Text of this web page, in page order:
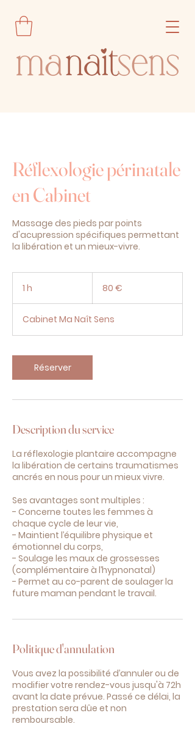
Réflexologie périnatale
en Cabinet
Massage des pieds par points
d'acupression spécifiques permettant
la libération et un mieux-vivre.
1 h 80 €
Cabinet Ma Naît Sens
Réserver
Description du service
La réflexologie plantaire accompagne
la libération de certains traumatismes
ancrés en nous pour un mieux vivre.
Ses avantages sont multiples :
- Concerne toutes les femmes à
chaque cycle de leur vie,
- Maintient l’équilibre physique et
émotionnel du corps,
- Soulage les maux de grossesses
(complémentaire à l’hypnonatal)
- Permet au co-parent de soulager la
future maman pendant le travail.
Politique d'annulation
Vous avez la possibilité d’annuler ou de
modifier votre rendez-vous jusqu'à 72h
avant la date prévue. Passé ce délai, la
prestation sera dûe et non
remboursable.